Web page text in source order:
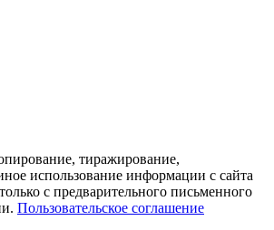
тиражирование,
использование информации с сайта
с предварительного письменного
Пользовательское соглашение